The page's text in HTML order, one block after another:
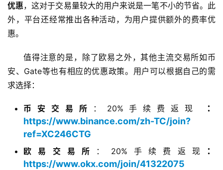
优惠，这对于交易量较大的用户来说是一笔不小的节省。此
外，平台还经常推出各种活动，为用户提供额外的费率优
惠。
值得注意的是，除了欧易之外，其他主流交易所如币
安、Gate等也有相应的优惠政策。用户可以根据自己的需
求选择：
币安交易所 ：20%手续费返现
：
https://www.binance.com/zh-TC/join?
ref=XC246CTG
欧易交易所 ：20%手续费返现 ：
https://www.okx.com/join/41322075